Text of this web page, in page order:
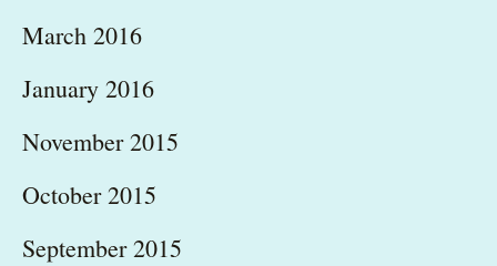
March 2016
January 2016
November 2015
October 2015
September 2015